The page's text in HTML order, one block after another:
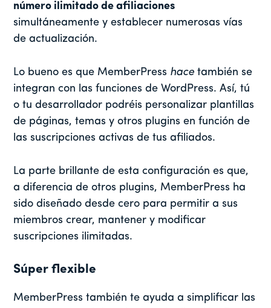
número ilimitado de afiliaciones
simultáneamente y establecer numerosas vías
de actualización.
Lo bueno es que MemberPress hace también se
integran con las funciones de WordPress. Así, tú
o tu desarrollador podréis personalizar plantillas
de páginas, temas y otros plugins en función de
las suscripciones activas de tus afiliados.
La parte brillante de esta configuración es que,
a diferencia de otros plugins, MemberPress ha
sido diseñado desde cero para permitir a sus
miembros crear, mantener y modificar
suscripciones ilimitadas.
Súper flexible
MemberPress también te ayuda a simplificar las